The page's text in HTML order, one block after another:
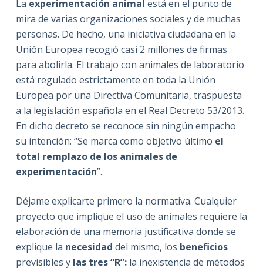
La experimentación animal está en el punto de
mira de varias organizaciones sociales y de muchas
personas. De hecho, una iniciativa ciudadana en la
Unión Europea recogió casi 2 millones de firmas
para abolirla. El trabajo con animales de laboratorio
está regulado estrictamente en toda la Unión
Europea por una Directiva Comunitaria, traspuesta
a la legislación española en el Real Decreto 53/2013.
En dicho decreto se reconoce sin ningún empacho
su intención: “Se marca como objetivo último el
total remplazo de los animales de
experimentación”.
Déjame explicarte primero la normativa. Cualquier
proyecto que implique el uso de animales requiere la
elaboración de una memoria justificativa donde se
explique la necesidad del mismo, los beneficios
previsibles y las tres “R”:la inexistencia de métodos